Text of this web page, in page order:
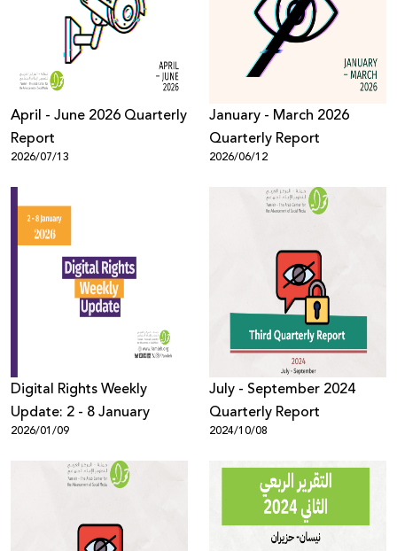
April - June 2026 Quarterly
Report
2026/07/13
January - March 2026
Quarterly Report
2026/06/12
Digital Rights Weekly
Update: 2 - 8 January
2026/01/09
July - September 2024
Quarterly Report
2024/10/08